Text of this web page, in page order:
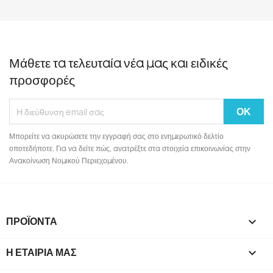
Μάθετε τα τελευταία νέα μας και ειδικές
προσφορές
Μπορείτε να ακυρώσετε την εγγραφή σας στο ενημερωτικό δελτίο
οποτεδήποτε. Για να δείτε πώς, ανατρέξτε στα στοιχεία επικοινωνίας στην
Ανακοίνωση Νομικού Περιεχομένου.
ΠΡΟΪΌΝΤΑ 
Η ΕΤΑΙΡΊΑ ΜΑΣ 